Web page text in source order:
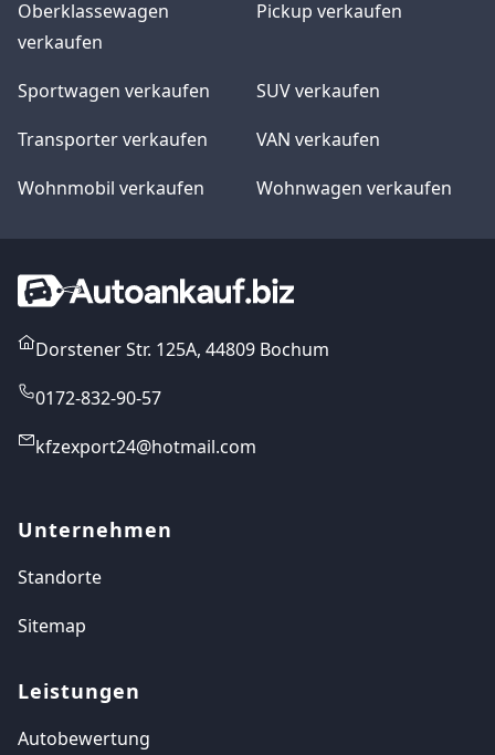
Oberklassewagen
verkaufen
Pickup verkaufen
Sportwagen verkaufen
SUV verkaufen
Transporter verkaufen
VAN verkaufen
Wohnmobil verkaufen
Wohnwagen verkaufen
Dorstener Str. 125A, 44809 Bochum
0172-832-90-57
kfzexport24@hotmail.com
Unternehmen
Standorte
Sitemap
Leistungen
Autobewertung